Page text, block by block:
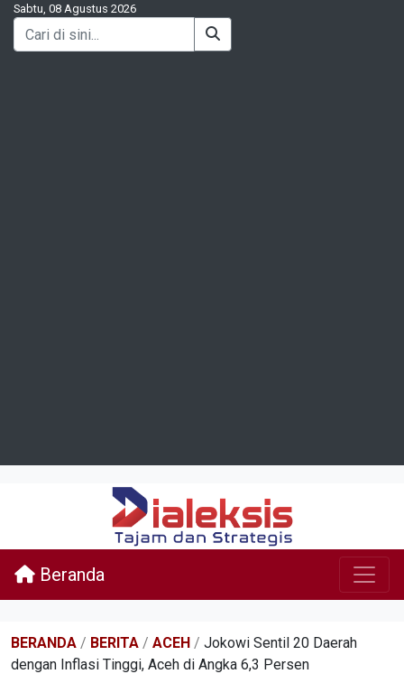
Sabtu, 08 Agustus 2026
Beranda
BERANDA / BERITA / ACEH / Jokowi Sentil 20 Daerah
dengan Inflasi Tinggi, Aceh di Angka 6,3 Persen